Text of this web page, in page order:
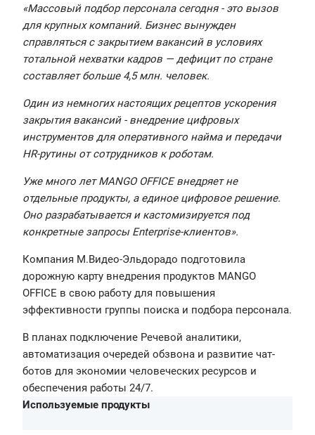
«Массовый подбор персонала сегодня - это вызов
для крупных компаний. Бизнес вынужден
справляться с закрытием вакансий в условиях
тотальной нехватки кадров — дефицит по стране
составляет больше 4,5 млн. человек.
Один из немногих настоящих рецептов ускорения
закрытия вакансий - внедрение цифровых
инструментов для оперативного найма и передачи
HR-рутины от сотрудников к роботам.
Уже много лет MANGO OFFICE внедряет не
отдельные продукты, а единое цифровое решение.
Оно разрабатывается и кастомизируется под
конкретные запросы Enterprise-клиентов».
Компания М.Видео-Эльдорадо подготовила
дорожную карту внедрения продуктов MANGO
OFFICE в свою работу для повышения
эффективности группы поиска и подбора персонала.
В планах подключение Речевой аналитики,
автоматизация очередей обзвона и развитие чат-
ботов для экономии человеческих ресурсов и
обеспечения работы 24/7.
Используемые продукты